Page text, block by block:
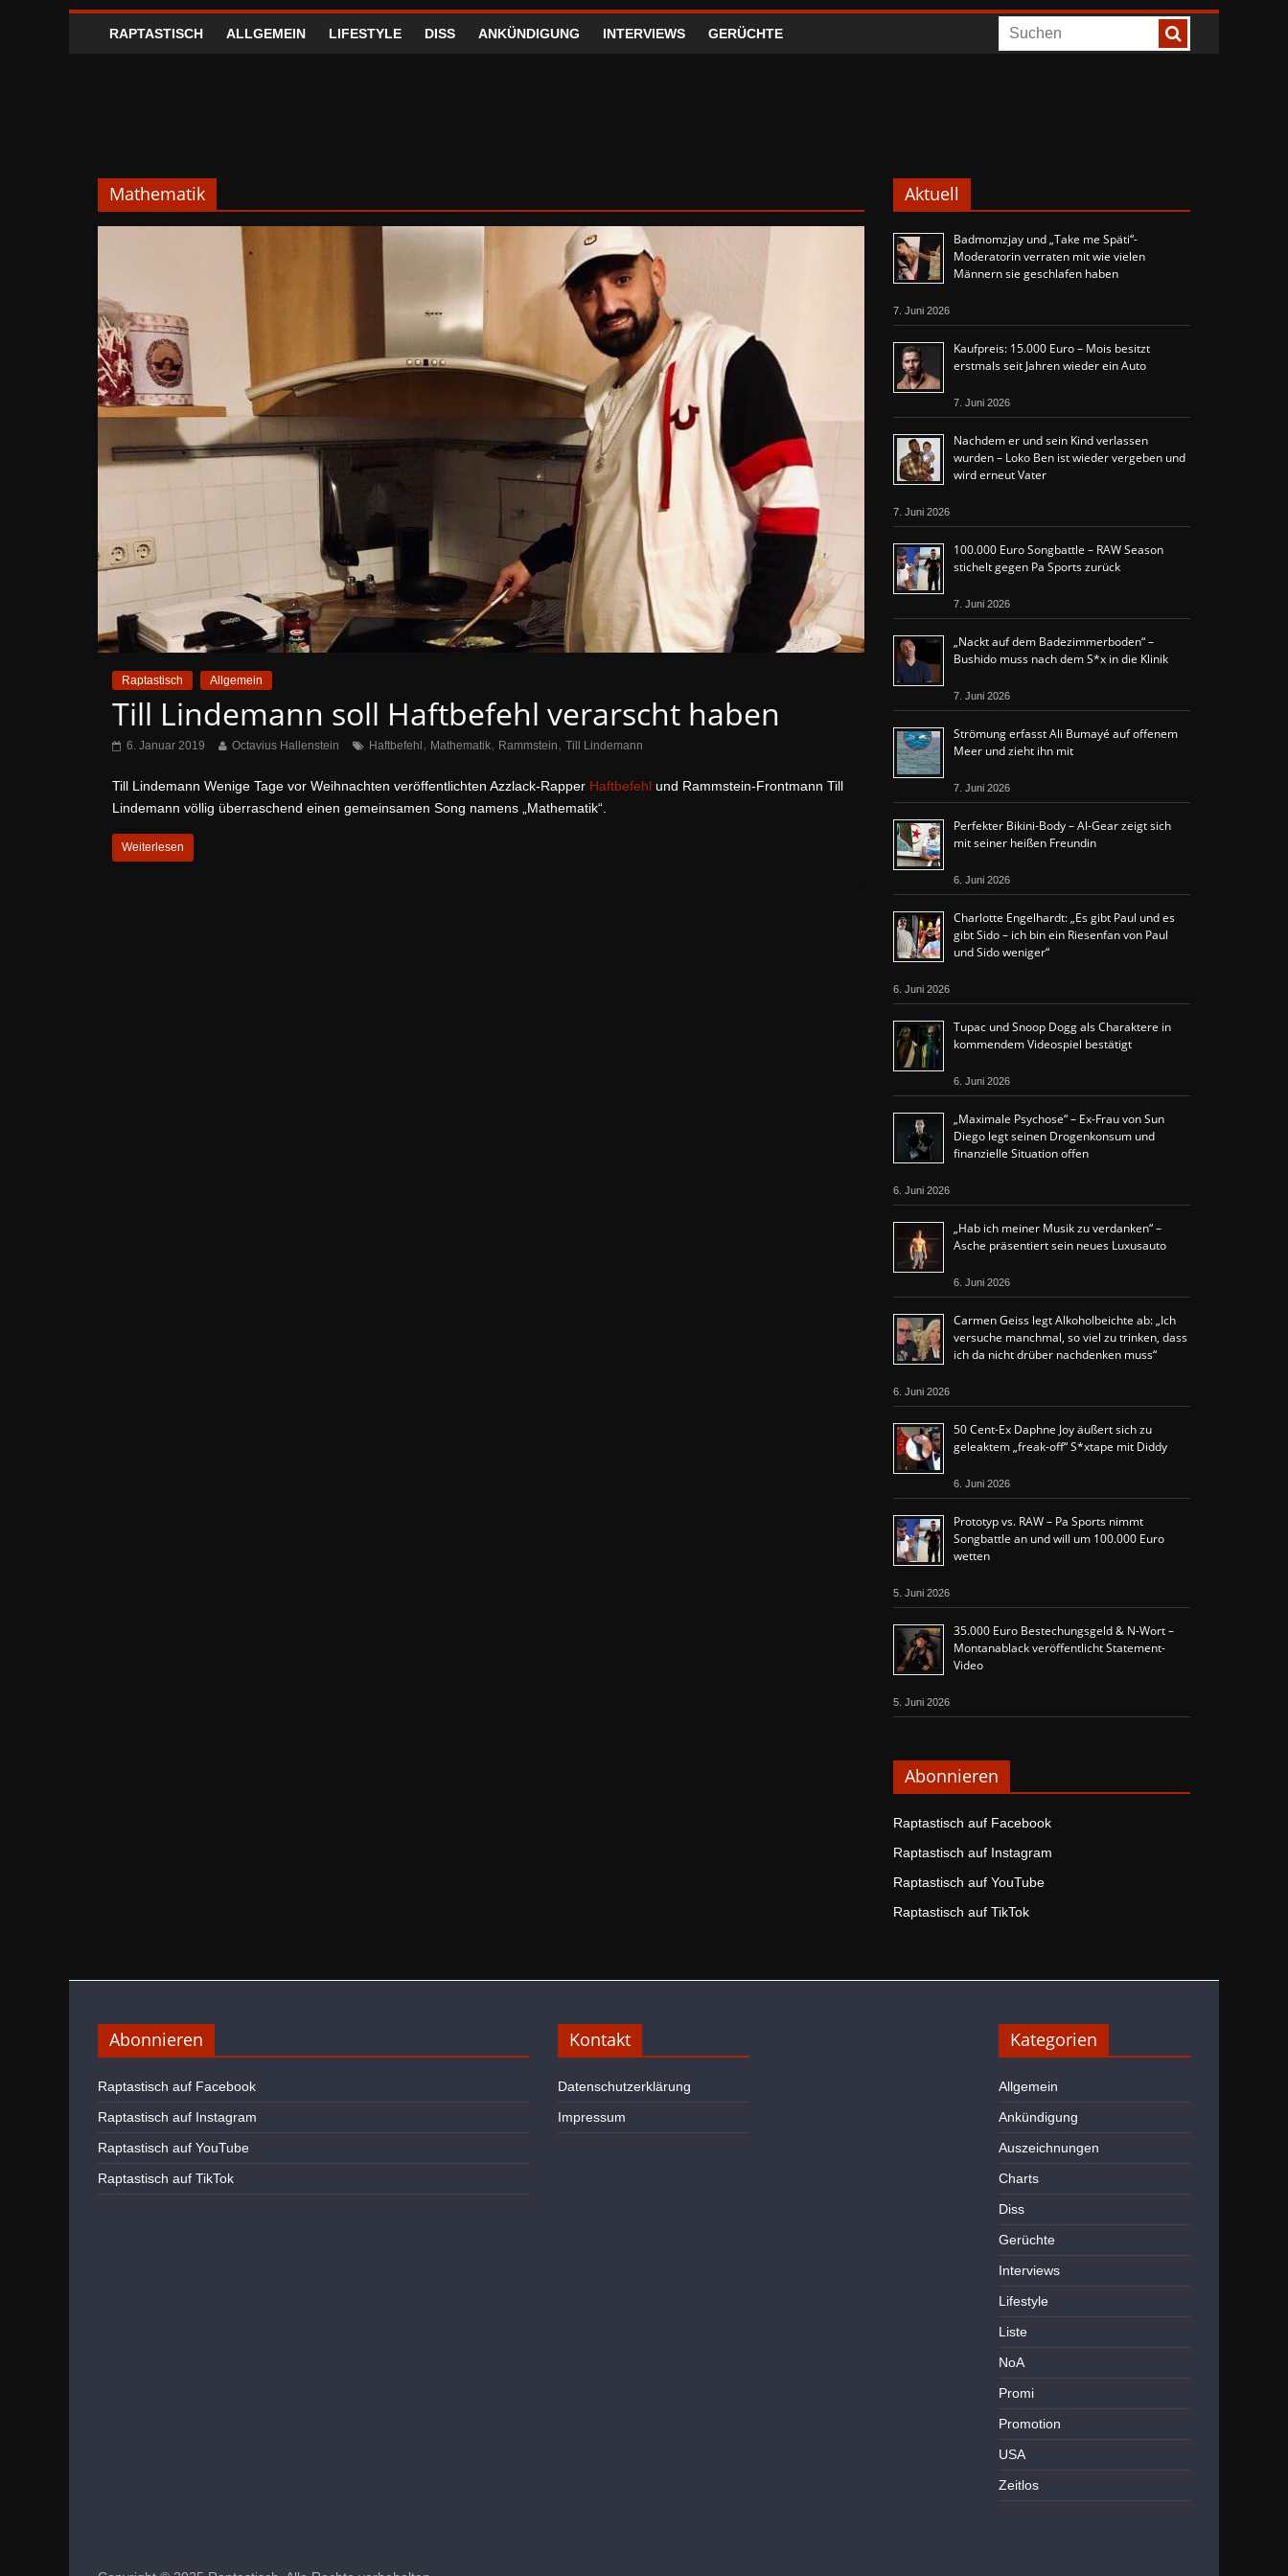
RAPTASTISCH ALLGEMEIN LIFESTYLE DISS ANKÜNDIGUNG INTERVIEWS GERÜCHTE
Mathematik
Raptastisch Allgemein
Till Lindemann soll Haftbefehl verarscht haben
6. Januar 2019 Octavius Hallenstein Haftbefehl , Mathematik, Rammstein, Till Lindemann
Till Lindemann Wenige Tage vor Weihnachten veröffentlichten Azzlack-Rapper Haftbefehl und Rammstein-Frontmann Till
Lindemann völlig überraschend einen gemeinsamen Song namens „Mathematik“.
Weiterlesen
Aktuell
Badmomzjay und „Take me Späti“-
Moderatorin verraten mit wie vielen
Männern sie geschlafen haben
7. Juni 2026
Kaufpreis: 15.000 Euro – Mois besitzt
erstmals seit Jahren wieder ein Auto
7. Juni 2026
Nachdem er und sein Kind verlassen
wurden – Loko Ben ist wieder vergeben und
wird erneut Vater
7. Juni 2026
100.000 Euro Songbattle – RAW Season
stichelt gegen Pa Sports zurück
7. Juni 2026
„Nackt auf dem Badezimmerboden“ –
Bushido muss nach dem S*x in die Klinik
7. Juni 2026
Strömung erfasst Ali Bumayé auf offenem
Meer und zieht ihn mit
7. Juni 2026
Perfekter Bikini-Body – Al-Gear zeigt sich
mit seiner heißen Freundin
6. Juni 2026
Charlotte Engelhardt: „Es gibt Paul und es
gibt Sido – ich bin ein Riesenfan von Paul
und Sido weniger“
6. Juni 2026
Tupac und Snoop Dogg als Charaktere in
kommendem Videospiel bestätigt
6. Juni 2026
„Maximale Psychose“ – Ex-Frau von Sun
Diego legt seinen Drogenkonsum und
finanzielle Situation offen
6. Juni 2026
„Hab ich meiner Musik zu verdanken“ –
Asche präsentiert sein neues Luxusauto
6. Juni 2026
Carmen Geiss legt Alkoholbeichte ab: „Ich
versuche manchmal, so viel zu trinken, dass
ich da nicht drüber nachdenken muss“
6. Juni 2026
50 Cent-Ex Daphne Joy äußert sich zu
geleaktem „freak-off“ S*xtape mit Diddy
6. Juni 2026
Prototyp vs. RAW – Pa Sports nimmt
Songbattle an und will um 100.000 Euro
wetten
5. Juni 2026
35.000 Euro Bestechungsgeld & N-Wort –
Montanablack veröffentlicht Statement-
Video
5. Juni 2026
Abonnieren
Raptastisch auf Facebook
Raptastisch auf Instagram
Raptastisch auf YouTube
Raptastisch auf TikTok
Abonnieren
Raptastisch auf Facebook
Raptastisch auf Instagram
Raptastisch auf YouTube
Raptastisch auf TikTok
Kontakt
Datenschutzerklärung
Impressum
Kategorien
Allgemein
Ankündigung
Auszeichnungen
Charts
Diss
Gerüchte
Interviews
Lifestyle
Liste
NoA
Promi
Promotion
USA
Zeitlos